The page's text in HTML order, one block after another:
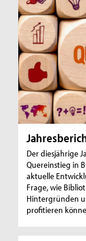
Der diesjährige
Quereinstieg in
aktuelle
Frage, wie
Hintergründen
profitieren